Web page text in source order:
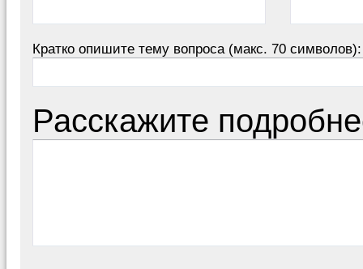
Кратко опишите тему вопроса (макс. 70 символов):
Расскажите